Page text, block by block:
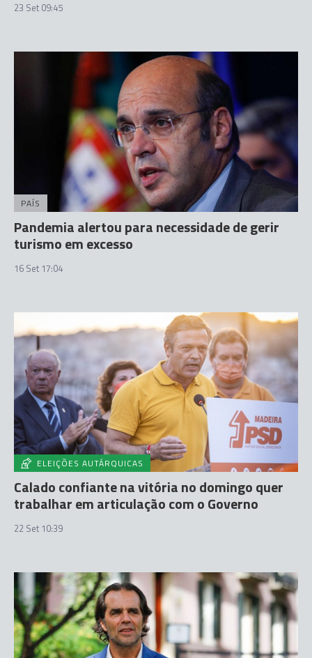
23 Set 09:45
PAÍS
Pandemia alertou para necessidade de gerir
turismo em excesso
16 Set 17:04
ELEIÇÕES AUTÁRQUICAS
Calado confiante na vitória no domingo quer
trabalhar em articulação com o Governo
22 Set 10:39